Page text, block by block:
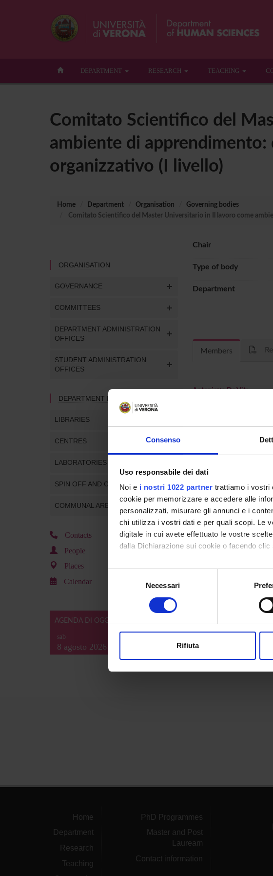
Consenso
Uso responsabile dei dati
Noi e i nostri 1022 partner trattiamo i vostri
cookie per memorizzare e accedere alle
personalizzati, misurare gli annunci e i
chi utilizza i vostri dati e per quali scopi. Le
digitale in cui avete effettuato le vostre
dalla Dichiarazione sui cookie o facendo
Con il tuo consenso, vorremmo anche:
raccogliere informazioni sulla tua
digitali).
modificare o ritirare il tuo consenso in
Necessari
Rifiuta
DEPARTMENT RESEARCH TEACHING
Comitato Scientifico del
ambiente di
organizzativo (I livello)
Home Department Organisation
Governing bodies
Comitato Scientifico del Master Universitario in Il lavoro come
ORGANISATION
GOVERNANCE
COMMITTEES
DEPARTMENT ADMINISTRATION
OFFICES
STUDENT ADMINISTRATION
OFFICES
DEPARTMENT FACILITIES
LIBRARIES
CENTRES
LABORATORIES
SPIN OFF AND COMPANIES
COMMUNAL AREA
Contacts
People
Places
Calendar
AGENDA DI OGGI
sab
8 agosto 2026
Chair
Type of body
Department
Members
Antonietta De Vita
Home
Department
Research
Teaching
PhD Programmes
Master and Post
Lauream
Contact information